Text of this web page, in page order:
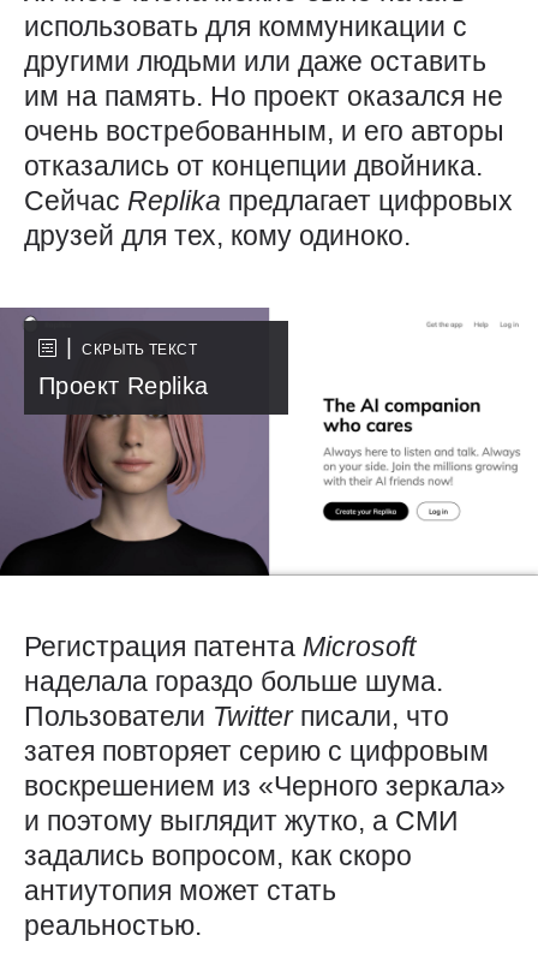
использовать для коммуникации с
другими людьми или даже оставить
им на память. Но проект оказался не
очень востребованным, и его авторы
отказались от концепции двойника.
Сейчас Replika предлагает цифровых
друзей для тех, кому одиноко.
СКРЫТЬ ТЕКСТ
Проект Replika
Регистрация патента Microsoft
наделала гораздо больше шума.
Пользователи Twitter писали, что
затея повторяет серию с цифровым
воскрешением из «Черного зеркала»
и поэтому выглядит жутко, а СМИ
задались вопросом, как скоро
антиутопия может стать
реальностью.